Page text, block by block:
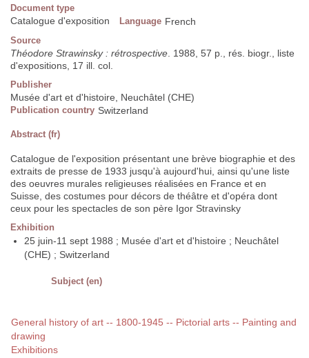
Document type
Catalogue d'exposition Language French
Source
Théodore Strawinsky : rétrospective. 1988, 57 p., rés. biogr., liste
d'expositions, 17 ill. col.
Publisher
Musée d'art et d'histoire, Neuchâtel (CHE)
Publication country Switzerland
Abstract (fr)
Catalogue de l'exposition présentant une brève biographie et des
extraits de presse de 1933 jusqu'à aujourd'hui, ainsi qu'une liste
des oeuvres murales religieuses réalisées en France et en
Suisse, des costumes pour décors de théâtre et d'opéra dont
ceux pour les spectacles de son père Igor Stravinsky
Exhibition
25 juin-11 sept 1988 ; Musée d'art et d'histoire ; Neuchâtel
(CHE) ; Switzerland
Subject (en)
General history of art -- 1800-1945 -- Pictorial arts -- Painting and
drawing
Exhibitions